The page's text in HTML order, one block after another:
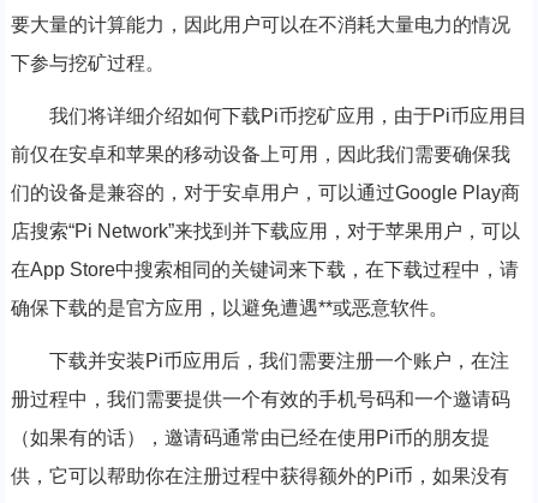
要大量的计算能力，因此用户可以在不消耗大量电力的情况
下参与挖矿过程。
我们将详细介绍如何下载Pi币挖矿应用，由于Pi币应用目
前仅在安卓和苹果的移动设备上可用，因此我们需要确保我
们的设备是兼容的，对于安卓用户，可以通过Google Play商
店搜索“Pi Network”来找到并下载应用，对于苹果用户，可以
在App Store中搜索相同的关键词来下载，在下载过程中，请
确保下载的是官方应用，以避免遭遇**或恶意软件。
下载并安装Pi币应用后，我们需要注册一个账户，在注
册过程中，我们需要提供一个有效的手机号码和一个邀请码
（如果有的话），邀请码通常由已经在使用Pi币的朋友提
供，它可以帮助你在注册过程中获得额外的Pi币，如果没有